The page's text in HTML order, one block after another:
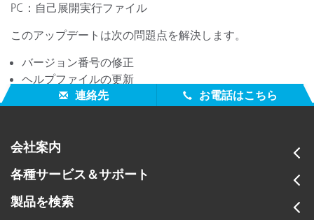
PC：自己展開実行ファイル
このアップデートは次の問題点を解決します。
バージョン番号の修正
ヘルプファイルの更新
連絡先
お電話はこちら
会社案内
各種サービス＆サポート
製品を検索